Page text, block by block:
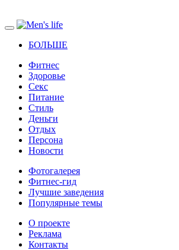
БОЛЬШЕ
Фитнес
Здоровье
Секс
Питание
Стиль
Деньги
Отдых
Персона
Новости
Фотогалерея
Фитнес-гид
Лучшие заведения
Популярные темы
О проекте
Реклама
Контакты